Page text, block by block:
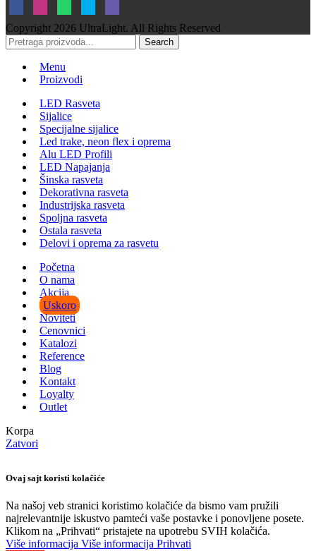
Copyright 2026 UltraLight. All Rights Reserved
Search
Menu
Proizvodi
LED Rasveta
Sijalice
Specijalne sijalice
Led trake, neon flex i oprema
Alu LED Profili
LED Napajanja
Šinska rasveta
Dekorativna rasveta
Industrijska rasveta
Spoljna rasveta
Ostala rasveta
Delovi i oprema za rasvetu
Početna
O nama
Akcija
Uskoro
Noviteti
Cenovnici
Katalozi
Reference
Blog
Kontakt
Loyalty
Outlet
Korpa
Zatvori
Ovaj sajt koristi kolačiće
Na našoj veb stranici koristimo kolačiće da bismo vam pružili
najrelevantnije iskustvo pamteći vaše postavke i ponovljene posete.
Klikom na „Prihvati“ pristajete na upotrebu SVIH kolačića.
Više informacija Više informacija Prihvati